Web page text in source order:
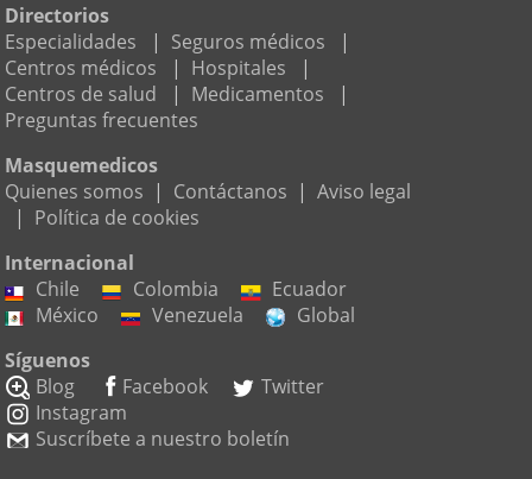
Directorios
Especialidades
| Seguros médicos
|
Centros médicos
| Hospitales
|
Centros de salud
| Medicamentos
|
Preguntas frecuentes
Masquemedicos
Quienes somos | Contáctanos | Aviso legal
| Política de cookies
Internacional
Chile
Colombia
Ecuador
México
Venezuela
Global
Síguenos
Blog
Facebook
Twitter
Instagram
Suscríbete a nuestro boletín